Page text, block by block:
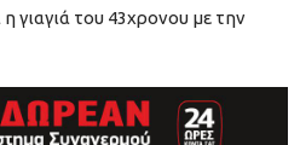
γιαγιά του 43χρονου με την